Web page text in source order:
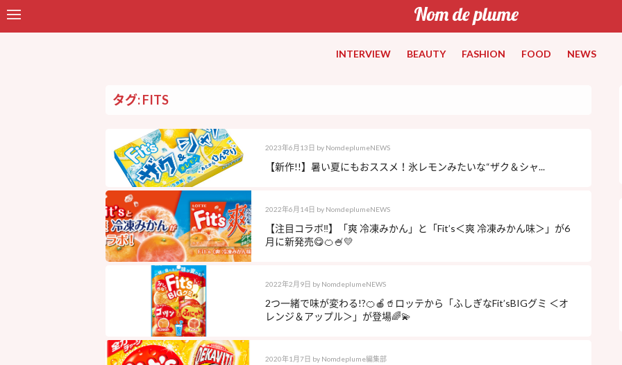
INTERVIEW BEAUTY FASHION FOOD NEWS
タグ: FITS
2023年6月13日 by NomdeplumeNEWS
【新作!!】暑い夏にもおススメ！氷レモンみたいな“ザク＆シャ...
2022年6月14日 by NomdeplumeNEWS
【注目コラボ‼︎】「爽 冷凍みかん」と「Fit’s＜爽 冷凍みかん味＞」が6
月に新発売😋🍊🍧💛
2022年2月9日 by NomdeplumeNEWS
2つ一緒で味が変わる!?🍊🍎🥤ロッテから「ふしぎなFit’sBIGグミ ＜オ
レンジ＆アップル＞」が登場🌈💫
2020年1月7日 by Nomdeplume編集部